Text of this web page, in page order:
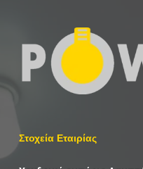
Στοχεία Εταιρίας